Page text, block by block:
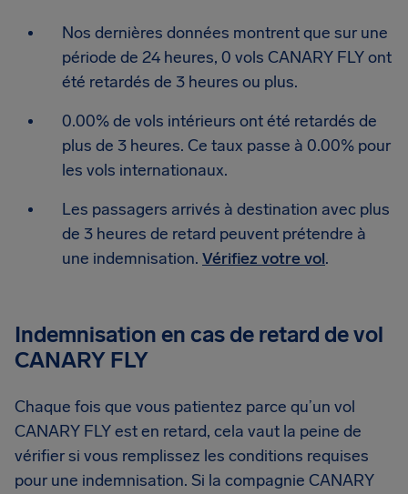
Nos dernières données montrent que sur une
période de 24 heures, 0 vols CANARY FLY ont
été retardés de 3 heures ou plus.
0.00% de vols intérieurs ont été retardés de
plus de 3 heures. Ce taux passe à 0.00% pour
les vols internationaux.
Les passagers arrivés à destination avec plus
de 3 heures de retard peuvent prétendre à
une indemnisation. Vérifiez votre vol.
Indemnisation en cas de retard de vol
CANARY FLY
Chaque fois que vous patientez parce qu’un vol
CANARY FLY est en retard, cela vaut la peine de
vérifier si vous remplissez les conditions requises
pour une indemnisation. Si la compagnie CANARY